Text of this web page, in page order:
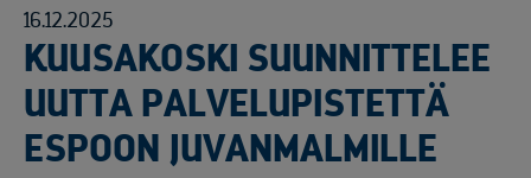
16.12.2025
KUUSAKOSKI SUUNNITTELEE
UUTTA PALVELUPISTETTÄ
ESPOON JUVANMALMILLE